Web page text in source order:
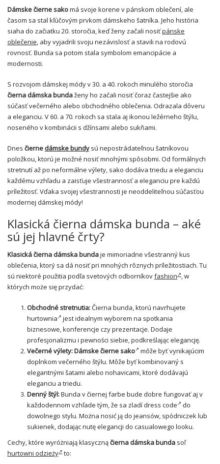
Dámske čierne sakomá svoje korene v pánskom oblečení, ale
časom sa stal kľúčovým prvkom dámskeho šatníka. Jeho história
siaha do začiatku 20. storočia, keď ženy začali nosiťpánske
oblečenie, aby vyjadrili svoju nezávislosť a stavili na rodovú
rovnosť. Bunda sa potom stala symbolom emancipácie a
modernosti.
S rozvojom dámskej módy v 30. a 40. rokoch minulého storočia
čierna dámska bundaženy ho začali nosiť čoraz častejšie ako
súčasť večerného alebo obchodného oblečenia. Odrazala dôveru
a eleganciu. V 60. a 70. rokoch sa stala aj ikonou ležérneho štýlu,
noseného v kombinácii s džínsami alebo sukňami.
Dnes čierne dámske bundy sú nepostrádateľnou šatníkovou
položkou, ktorú je možné nosiť mnohými spôsobmi. Od formálnych
stretnutí až po neformálne výlety, sako dodáva triedu a eleganciu
každému vzhľadu a zaisťuje všestrannosť a eleganciu pre každú
príležitosť. Vďaka svojej všestrannosti je neoddeliteľnou súčasťou
modernej dámskej módy!
Klasická čierna dámska bunda – aké
sú jej hlavné črty?
Klasická čierna dámska bundaje mimoriadne všestranný kus
oblečenia, ktorý sa dá nosiť pri mnohých rôznych príležitostiach. Tu
sú niektoré použitia podľa svetových odborníkovfashion , w
których może się przydać:
Obchodné stretnutia:Čierna bunda, ktorú navrhujete
hurtownia
jest idealnym wyborem na spotkania
biznesowe, konferencje czy prezentacje. Dodaje
profesjonalizmu i pewności siebie, podkreślając elegancję.
Večerné výlety:Dámske čierne sako
môže byť vynikajúcim
doplnkom večerného štýlu. Môže byť kombinovaný s
elegantnými šatami alebo nohavicami, ktoré dodávajú
eleganciu a triedu.
Denný štýl:Bunda v čiernej farbe bude dobre fungovať aj v
každodennom vzhľade tým, že sa zladídress code
do
dowolnego stylu. Można nosić ją do jeansów, spódniczek lub
sukienek, dodając nutę elegancji do casualowego looku.
Cechy, które wyróżniają klasycznąčierna dámska bunda soľ
hurtowni odzieży
to: